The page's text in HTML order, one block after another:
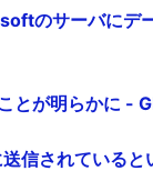
のサーバにデ
とが明らかに -
信されていると